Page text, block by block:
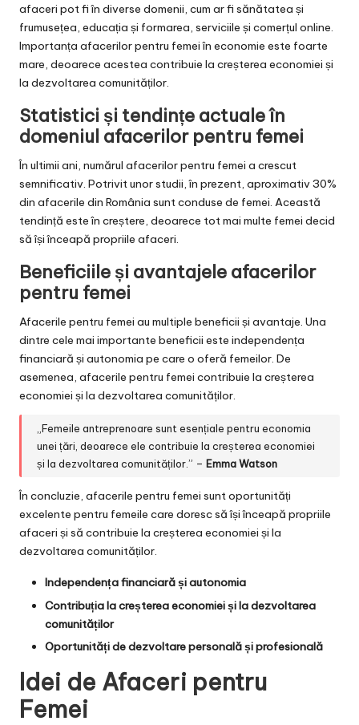
afaceri pot fi în diverse domenii, cum ar fi sănătatea și
frumusețea, educația și formarea, serviciile și comerțul online.
Importanța afacerilor pentru femei în economie este foarte
mare, deoarece acestea contribuie la creșterea economiei și
la dezvoltarea comunităților.
Statistici și tendințe actuale în
domeniul afacerilor pentru femei
În ultimii ani, numărul afacerilor pentru femei a crescut
semnificativ. Potrivit unor studii, în prezent, aproximativ 30%
din afacerile din România sunt conduse de femei. Această
tendință este în creștere, deoarece tot mai multe femei decid
să își înceapă propriile afaceri.
Beneficiile și avantajele afacerilor
pentru femei
Afacerile pentru femei au multiple beneficii și avantaje. Una
dintre cele mai importante beneficii este independența
financiară și autonomia pe care o oferă femeilor. De
asemenea, afacerile pentru femei contribuie la creșterea
economiei și la dezvoltarea comunităților.
„Femeile antreprenoare sunt esențiale pentru economia
unei țări, deoarece ele contribuie la creșterea economiei
și la dezvoltarea comunităților.” – Emma Watson
În concluzie, afacerile pentru femei sunt oportunități
excelente pentru femeile care doresc să își înceapă propriile
afaceri și să contribuie la creșterea economiei și la
dezvoltarea comunităților.
Independența financiară și autonomia
Contribuția la creșterea economiei și la dezvoltarea
comunităților
Oportunități de dezvoltare personală și profesională
Idei de Afaceri pentru
Femei